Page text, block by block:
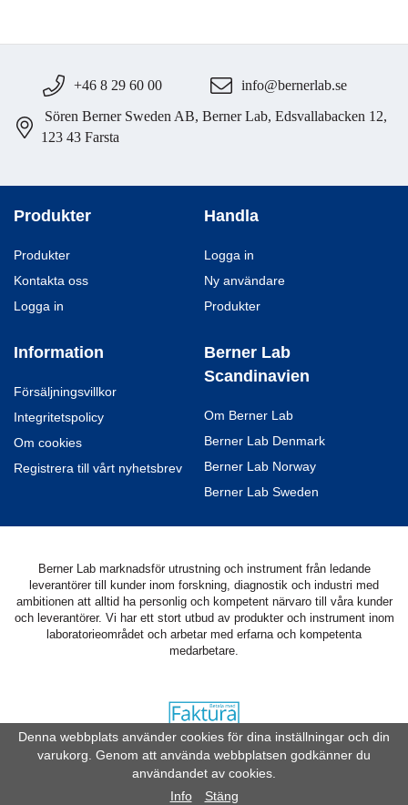
+46 8 29 60 00 info@bernerlab.se
Sören Berner Sweden AB, Berner Lab, Edsvallabacken 12,
123 43 Farsta
Produkter
Produkter
Kontakta oss
Logga in
Handla
Logga in
Ny användare
Produkter
Information
Försäljningsvillkor
Integritetspolicy
Om cookies
Registrera till vårt nyhetsbrev
Berner Lab
Scandinavien
Om Berner Lab
Berner Lab Denmark
Berner Lab Norway
Berner Lab Sweden
Berner Lab marknadsför utrustning och instrument från ledande
leverantörer till kunder inom forskning, diagnostik och industri med
ambitionen att alltid ha personlig och kompetent närvaro till våra kunder
och leverantörer. Vi har ett stort utbud av produkter och instrument inom
laboratorieområdet och arbetar med erfarna och kompetenta
medarbetare.
Drift & produktion:Wikinggruppen
Denna webbplats använder cookies för dina inställningar och din
varukorg. Genom att använda webbplatsen godkänner du
användandet av cookies.
Info
Stäng